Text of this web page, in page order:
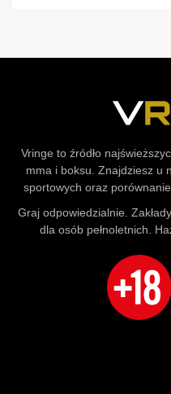
Vringe to źródło
mma i boksu. Znajdziesz u
sportowych oraz
Graj odpowiedzialnie.
dla osób pełnoletnich.